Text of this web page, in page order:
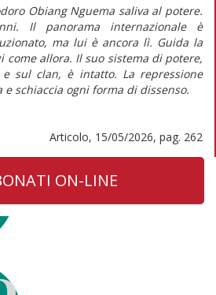
Obiang Nguema saliva al potere.
Il panorama internazionale è
ma lui è ancora lì. Guida la
come allora. Il suo sistema di potere,
sul clan, è intatto. La repressione
schiaccia ogni forma di dissenso.
Articolo, 15/05/2026, pag. 262
ON-LINE